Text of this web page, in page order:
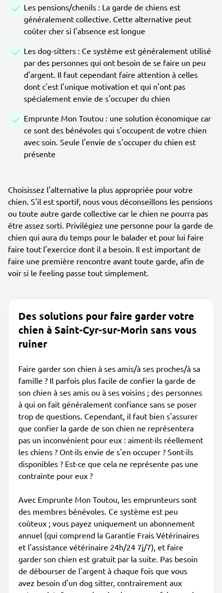
Les pensions/chenils : La garde de chiens est
généralement collective. Cette alternative peut
coûter cher si l'absence est longue
Les dog-sitters : Ce système est généralement utilisé
par des personnes qui ont besoin de se faire un peu
d'argent. Il faut cependant faire attention à celles
dont c'est l'unique motivation et qui n'ont pas
spécialement envie de s'occuper du chien
Emprunte Mon Toutou : une solution économique car
ce sont des bénévoles qui s'occupent de votre chien
avec soin. Seule l'envie de s'occuper du chien est
présente
Choisissez l'alternative la plus appropriée pour votre
chien. S'il est sportif, nous vous déconseillons les pensions
ou toute autre garde collective car le chien ne pourra pas
être assez sorti. Privilégiez une personne pour la garde de
chien qui aura du temps pour le balader et pour lui faire
faire tout l'exercice dont il a besoin. Il est important de
faire une première rencontre avant toute garde, afin de
voir si le feeling passe tout simplement.
Des solutions pour faire garder votre
chien à Saint-Cyr-sur-Morin sans vous
ruiner
Faire garder son chien à ses amis/à ses proches/à sa
famille ? Il parfois plus facile de confier la garde de
son chien à ses amis ou à ses voisins ; des personnes
à qui on fait généralement confiance sans se poser
trop de questions. Cependant, il faut bien s'assurer
que confier la garde de son chien ne représentera
pas un inconvénient pour eux : aiment-ils réellement
les chiens ? Ont-ils envie de s'en occuper ? Sont-ils
disponibles ? Est-ce que cela ne représente pas une
contrainte pour eux ?
Avec Emprunte Mon Toutou, les emprunteurs sont
des membres bénévoles. Ce système est peu
coûteux ; vous payez uniquement un abonnement
annuel (qui comprend la Garantie Frais Vétérinaires
et l'assistance vétérinaire 24h/24 7j/7), et faire
garder son chien est gratuit par la suite. Pas besoin
de débourser de l'argent à chaque fois que vous
avez besoin d'un dog sitter, contrairement aux